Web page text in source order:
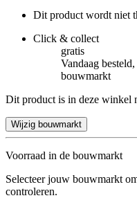
Dit product wordt niet
Click & collect
gratis
Vandaag
bouwmarkt
Dit product is in deze winkel
Wijzig bouwmarkt
Voorraad in de bouwmarkt
Selecteer jouw bouwmarkt
controleren.